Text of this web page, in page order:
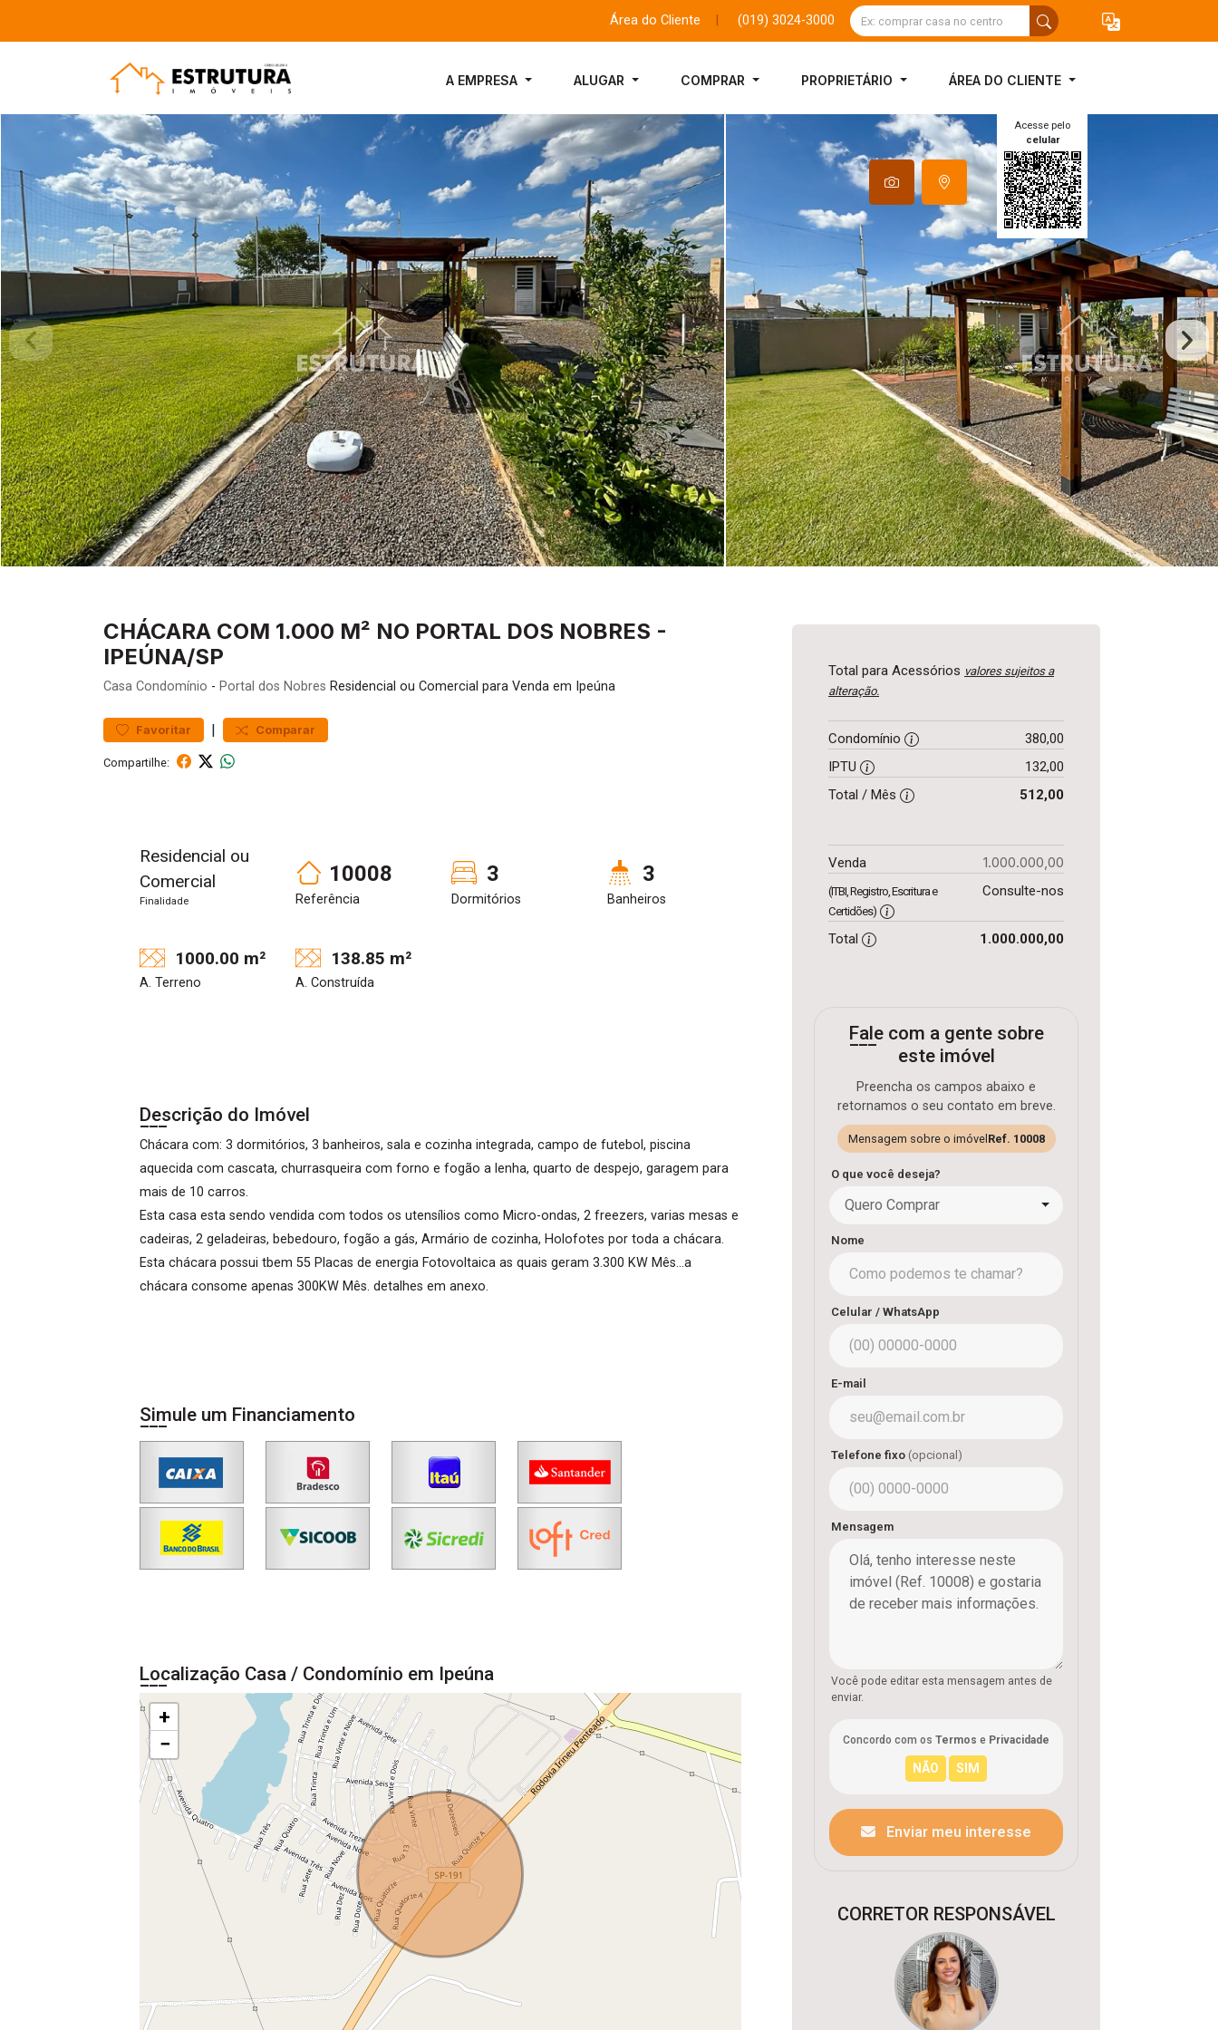
Área do Cliente (019) 3024-3000
A EMPRESA ALUGAR COMPRAR PROPRIETÁRIO ÁREA DO CLIENTE
Acesse pelo
celular
CHÁCARA COM 1.000 M² NO PORTAL DOS NOBRES -
IPEÚNA/SP
Casa Condomínio - Portal dos Nobres Residencial ou Comercial para Venda em Ipeúna
Favoritar | Comparar
Compartilhe:
Residencial ou
Comercial
Finalidade
10008
Referência
3
Dormitórios
3
Banheiros
1000.00 m²
A. Terreno
138.85 m²
A. Construída
Descrição do Imóvel
Chácara com: 3 dormitórios, 3 banheiros, sala e cozinha integrada, campo de futebol, piscina
aquecida com cascata, churrasqueira com forno e fogão a lenha, quarto de despejo, garagem para
mais de 10 carros.
Esta casa esta sendo vendida com todos os utensílios como Micro-ondas, 2 freezers, varias mesas e
cadeiras, 2 geladeiras, bebedouro, fogão a gás, Armário de cozinha, Holofotes por toda a chácara.
Esta chácara possui tbem 55 Placas de energia Fotovoltaica as quais geram 3.300 KW Mês...a
chácara consome apenas 300KW Mês. detalhes em anexo.
Simule um Financiamento
Localização Casa / Condomínio em Ipeúna
+
−
Total para Acessórios valores sujeitos a
alteração.
Condomínio
380,00
IPTU
132,00
Total / Mês
512,00
Venda 1.000.000,00
(ITBI, Registro, Escritura e
Certidões)
Consulte-nos
Total 1.000.000,00
Fale com a gente sobre
este imóvel
Preencha os campos abaixo e
retornamos o seu contato em breve.
Mensagem sobre o imóvel Ref. 10008
O que você deseja?
Quero Comprar
Nome
Celular / WhatsApp
E-mail
Telefone fixo (opcional)
Mensagem
Você pode editar esta mensagem antes de
enviar.
Concordo com os Termos e Privacidade
Enviar meu interesse
CORRETOR RESPONSÁVEL